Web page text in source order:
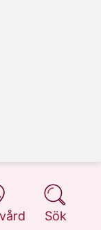
Sök
på 1177.se